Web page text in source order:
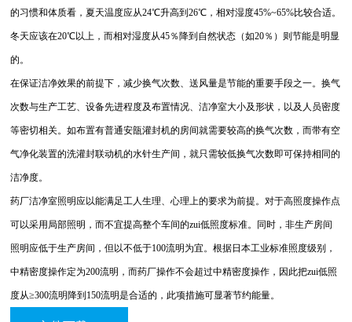
的习惯和体质看，夏天温度应从24℃升高到26℃，相对湿度45%~65%比较合适。
冬天应该在20℃以上，而相对湿度从45％降到自然状态（如20％）则节能是明显
的。
在保证洁净效果的前提下，减少换气次数、送风量是节能的重要手段之一。换气
次数与生产工艺、设备先进程度及布置情况、洁净室大小及形状，以及人员密度
等密切相关。如布置有普通安瓿灌封机的房间就需要较高的换气次数，而带有空
气净化装置的洗灌封联动机的水针生产间，就只需较低换气次数即可保持相同的
洁净度。
药厂洁净室照明应以能满足工人生理、心理上的要求为前提。对于高照度操作点
可以采用局部照明，而不宜提高整个车间的zui低照度标准。同时，非生产房间
照明应低于生产房间，但以不低于100流明为宜。根据日本工业标准照度级别，
中精密度操作定为200流明，而药厂操作不会超过中精密度操作，因此把zui低照
度从≥300流明降到150流明是合适的，此项措施可显著节约能量。